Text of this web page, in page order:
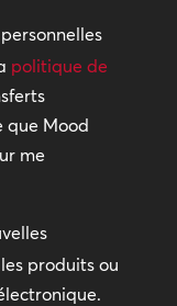
politique de
que Mood
me
produits ou